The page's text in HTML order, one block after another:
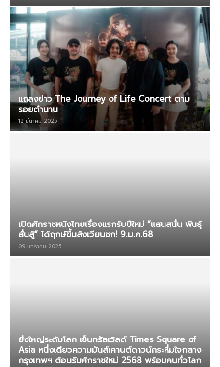
แถลงข่าว The Journey of Life Concert ตาม
รอยตำนาน
12 มีนาคม 2025
เปิดศักราชหนังไทยเรื่องแรกรับปีใหม่ “แสนสนั่น พันธุ์
สั่นสู้” ได้ฤกษ์ขึ้นสังเวียนชก! 9.ม.ค.68
09 มกราคม 2025
ยิ่งใหญ่ระดับโลก เซ็นทรัลเวิลด์ Times Square of
Asia หนึ่งเดียวความมันส์เคานต์ดาวน์กระหึ่มใจกลาง
กรุงเทพฯ ต้อนรับศักราชใหม่ 2568 พร้อมคนทั่วโลก